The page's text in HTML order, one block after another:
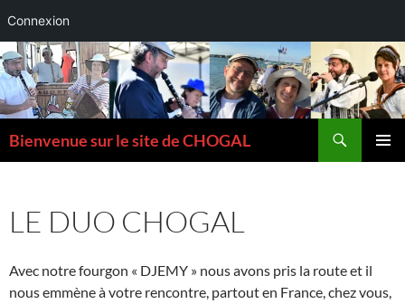
Connexion
Aller
au
contenu
Bienvenue sur le site de CHOGAL
LE DUO CHOGAL
Avec notre fourgon « DJEMY » nous avons pris la route et il
nous emmène à votre rencontre, partout en France, chez vous,